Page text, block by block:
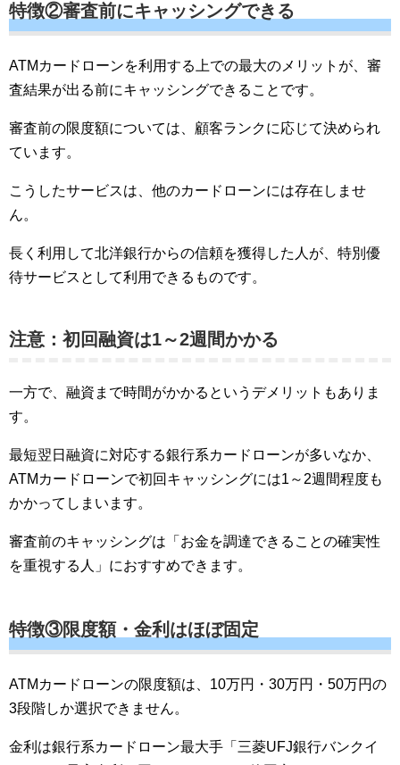
特徴②審査前にキャッシングできる
ATMカードローンを利用する上での最大のメリットが、審
査結果が出る前にキャッシングできることです。
審査前の限度額については、顧客ランクに応じて決められ
ています。
こうしたサービスは、他のカードローンには存在しませ
ん。
長く利用して北洋銀行からの信頼を獲得した人が、特別優
待サービスとして利用できるものです。
注意：初回融資は1～2週間かかる
一方で、融資まで時間がかかるというデメリットもありま
す。
最短翌日融資に対応する銀行系カードローンが多いなか、
ATMカードローンで初回キャッシングには1～2週間程度も
かかってしまいます。
審査前のキャッシングは「お金を調達できることの確実性
を重視する人」におすすめできます。
特徴③限度額・金利はほぼ固定
ATMカードローンの限度額は、10万円・30万円・50万円の
3段階しか選択できません。
金利は銀行系カードローン最大手「三菱UFJ銀行バンクイ